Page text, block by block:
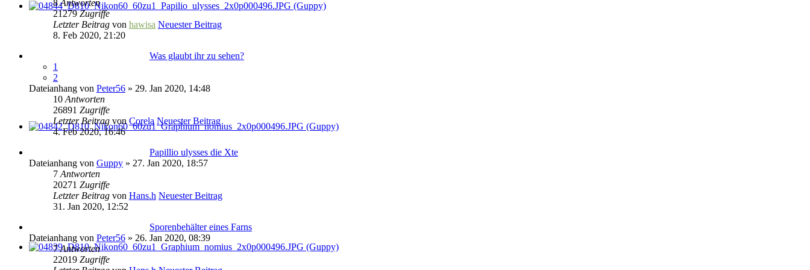
8Antworten
21279Zugriffe
Letzter Beitrag von hawisa Neuester Beitrag
8. Feb 2020, 21:20
Was glaubt ihr zu sehen?
1
2
Dateianhang von Peter56 » 29. Jan 2020, 14:48
10 Antworten
26891 Zugriffe
Letzter Beitrag von Corela Neuester Beitrag
4. Feb 2020, 16:46
Papillio ulysses die Xte
Dateianhang von Guppy » 27. Jan 2020, 18:57
7 Antworten
20271 Zugriffe
Letzter Beitrag von Hans.h Neuester Beitrag
31. Jan 2020, 12:52
Sporenbehälter eines Farns
Dateianhang von Peter56 » 26. Jan 2020, 08:39
7Antworten
22019 Zugriffe